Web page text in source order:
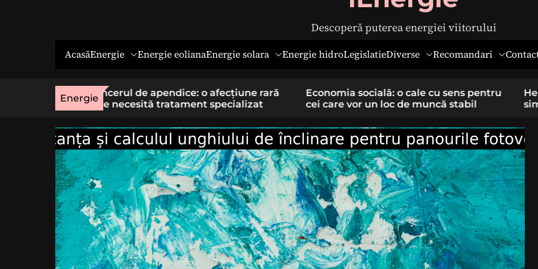
Descoperă puterea energiei viitorului
AcasăEnergie Energie eolianaEnergie solara Energie hidroLegislatieDiverse Recomandari
Energie
afecțiune rară
Economia socială: o cale cu sens pentru
cei care vor un loc de muncă stabil
Hernia ombilicală la adulți: cauze,
simptome și tratament chirurgical